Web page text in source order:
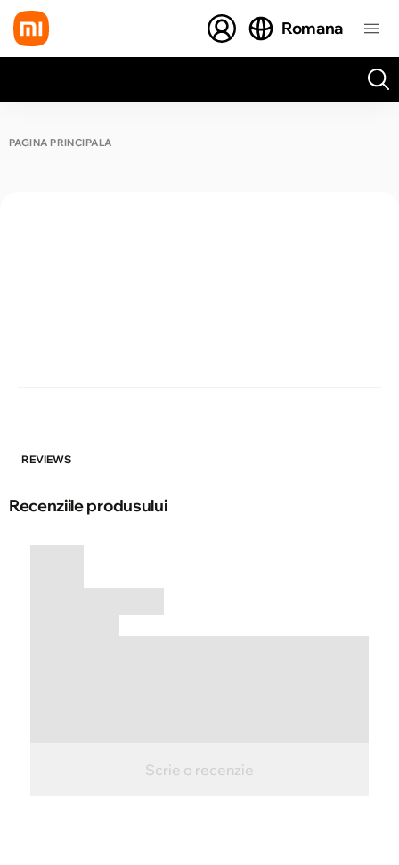
Romana
PAGINA PRINCIPALĂ
REVIEWS
Recenziile produsului
Scrie o recenzie